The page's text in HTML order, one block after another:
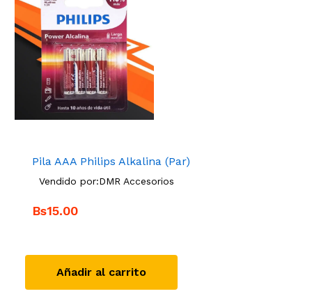
Pila AAA Philips Alkalina (Par)
Vendido por:DMR Accesorios
Bs15.00
Añadir al carrito